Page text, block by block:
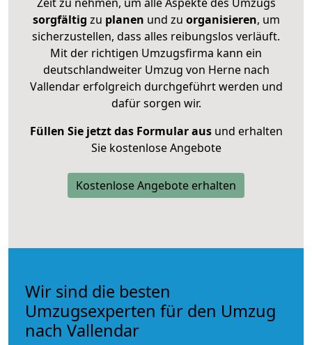
sorgfältig zu planen und zu organisieren, um
sicherzustellen, dass alles reibungslos verläuft.
Mit der richtigen Umzugsfirma kann ein
deutschlandweiter Umzug von Herne nach
Vallendar erfolgreich durchgeführt werden und
dafür sorgen wir.
Füllen Sie jetzt das Formular ausund erhalten
Sie kostenlose Angebote
Kostenlose Angebote erhalten
Wir sind die besten
Umzugsexperten für den Umzug
nach Vallendar